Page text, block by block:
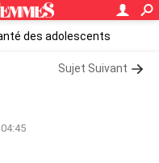
des adolescents
Sujet Suivant